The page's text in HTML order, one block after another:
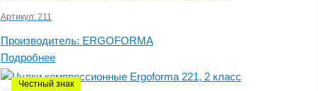
Артикул: 211
Производитель: ERGOFORMA
Подробнее
Честный знак